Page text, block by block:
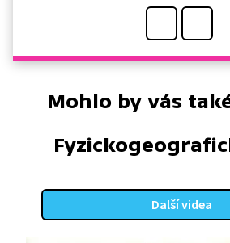
Mohlo by vás
Další videa